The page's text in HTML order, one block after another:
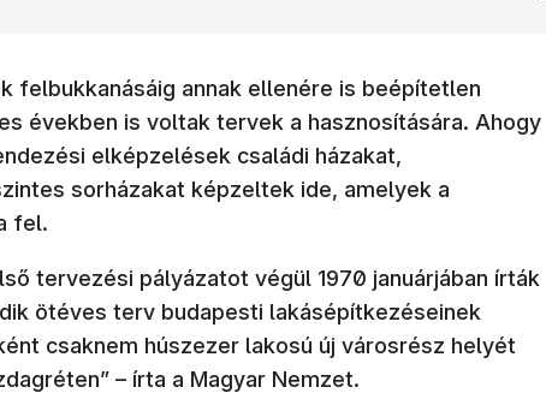
felbukkanásáig annak ellenére is beépítetlen
években is voltak tervek a hasznosítására. Ahogy
elképzelések családi házakat,
sorházakat képzeltek ide, amelyek a
fel.
tervezési pályázatot végül 1970 januárjában írták
ötéves terv budapesti lakásépítkezéseinek
csaknem húszezer lakosú új városrész helyét
– írta a Magyar Nemzet.